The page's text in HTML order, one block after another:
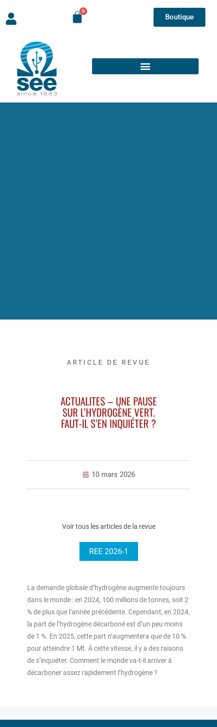
Boutique
ARTICLE DE REVUE
ACTUALITES – UNE PAUSE
SUR L’HYDROGÈNE VERT.
FAUT-IL S’EN INQUIÉTER ?
10 mars 2026
Voir tous les articles de la revue
REE 2026-1
La demande globale d’hydrogène augmente toujours
dans le monde : en 2024, 100 millions de tonnes, soit 2
% de plus que l’année précédente. Cependant, en 2024,
la part de l’hydrogène décarboné est d’un peu moins
de 1 %. En 2025, cette part n’augmentera que de 10 %
pour atteindre 1 Mt. À cette vitesse, il y a des raisons
de s’inquiéter. Comment le monde va-t-il arriver à
décarboner assez rapidement l’hydrogène ?